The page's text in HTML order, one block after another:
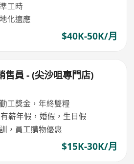
工時
化適應
$40K-50K/月
售員 - (尖沙咀專門店)
工獎金，年終雙糧
薪年假，婚假，生日假
，員工購物優惠
$15K-30K/月